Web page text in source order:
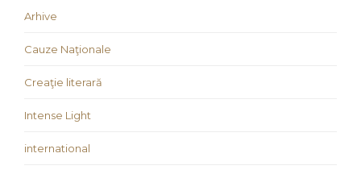
Arhive
Cauze Naţionale
Creaţie literară
Intense Light
international